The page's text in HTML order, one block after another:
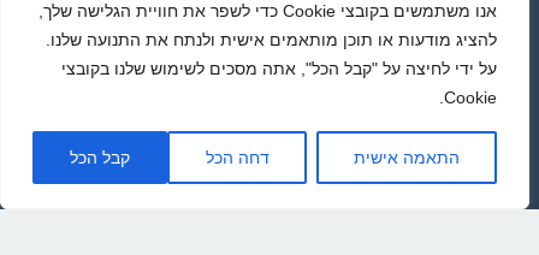
אנו משתמשים בקובצי Cookie כדי לשפר את חוויית הגלישה שלך,
להציג מודעות או תוכן מותאמים אישית ולנתח את התנועה שלנו.
על ידי לחיצה על "קבל הכל", אתה מסכים לשימוש שלנו בקובצי
Cookie.
התאמה אישית דחה הכל קבל הכל
אטרקציות בלונדון
אטרקציות ברומא